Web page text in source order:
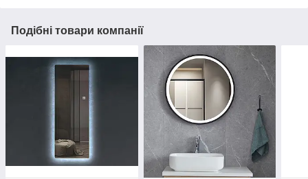
Подібні товари компанії